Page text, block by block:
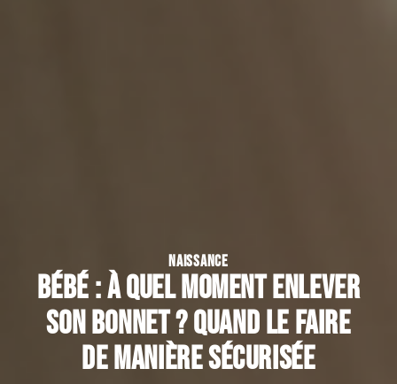
NAISSANCE
Bébé : à quel moment enlever
son bonnet ? Quand le faire
de manière sécurisée